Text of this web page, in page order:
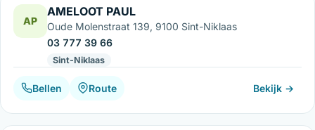
AP
AMELOOT PAUL
Oude Molenstraat 139, 9100 Sint-Niklaas
03 777 39 66
Sint-Niklaas
Bellen Route Bekijk →